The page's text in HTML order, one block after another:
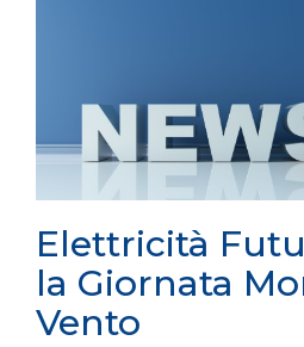
Elettricità
la Giornata
Vento